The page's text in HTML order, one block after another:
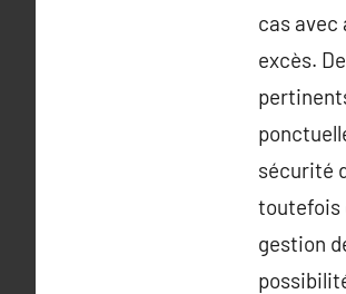
cas avec
excès.
sécurité
toutefois
gestion